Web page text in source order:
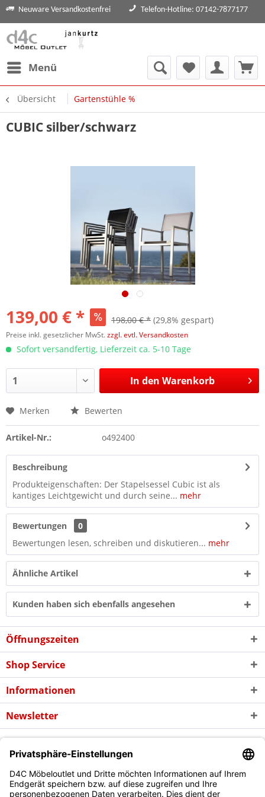
Neuware Versandkostenfrei Telefon-Hotline: 07142-7877177
Menü
Übersicht Gartenstühle %
CUBIC silber/schwarz
139,00 € * 198,00 € * (29,8% gespart)
Preise inkl. gesetzlicher MwSt.zzgl. evtl. Versandkosten
Sofort versandfertig, Lieferzeit ca. 5-10 Tage
In den Warenkorb
Merken Bewerten
Artikel-Nr.: o492400
Beschreibung
Produkteigenschaften: Der Stapelsessel Cubic ist als
kantiges Leichtgewicht und durch seine... mehr
Bewertungen
0
Bewertungen lesen, schreiben und diskutieren... mehr
Ähnliche Artikel
Kunden haben sich ebenfalls angesehen
Öffnungszeiten
Shop Service
Informationen
Newsletter
* Alle Preise inkl. gesetzl. Mehrwertsteuer zzgl. evtl.
und
ggf. Nachnahmegebühren, wenn nicht anders beschrieben
Copyright © d4c Möbel Outlet - Alle Rechte vorbehalten